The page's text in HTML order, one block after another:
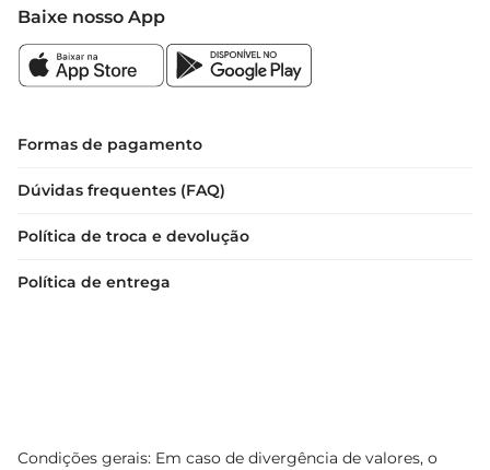
e qualidade. Experimente e descubra o que faz
deste chocolate uma escolha tão especial.
Baixe nosso App
Formas de pagamento
Dúvidas frequentes (FAQ)
Política de troca e devolução
Política de entrega
Condições gerais: Em caso de divergência de valores, o